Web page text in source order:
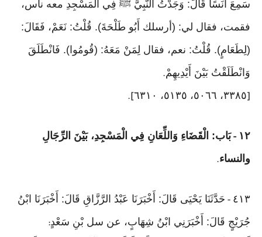
سَمِعَ أَنَسًا قَالَ: وَجَدْتُ النَّبِيَّ ﷺ فِي الْمَسْجِدِ معه ناس،
فقمت، فقال لي: (أرسلك أَبُو طَلْحَةَ). قُلْتُ: نَعَمْ، فَقَالَ:
(لِطَعَامٍ). قُلْتُ: نعم، فقال لِمَنْ مَعَهُ: (قُومُوا). فَانْطَلَقَ
وَانْطَلَقْتُ بَيْنَ أَيْدِيهِمْ.
[٣٣٨٥، ٥٠٦٦، ٥١٣٥، ٦٣١٠ ].
١٢ -بَاب: الْقَضَاءِ وَاللِّعَانِ فِي الْمَسْجِدِ، بَيْنَ الرِّجَالِ
والنساء.
٤١٣ - حَدَّثَنَا يَحْيَى قَالَ: أَخْبَرَنَا عَبْدُ الرَّزَّاقِ قَالَ: أَخْبَرَنَا ابْنُ
جُرَيْجٍ قَالَ: أَخْبَرَنِي ابْنُ شِهَابٍ، عن سل بْنِ سَعْدٍ: